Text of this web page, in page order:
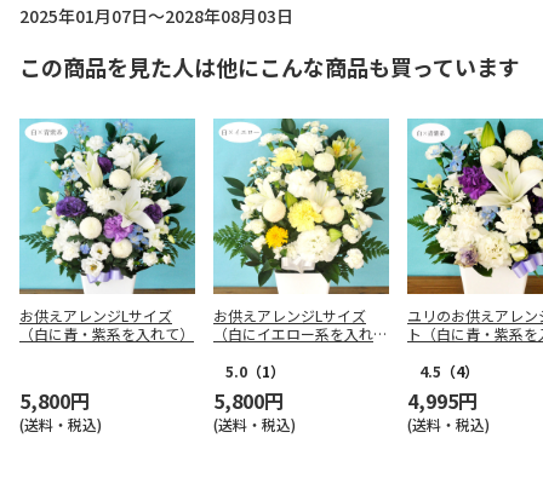
2025年01月07日～2028年08月03日
この商品を見た人は他にこんな商品も買っています
お供えアレンジLサイズ
（白に青・紫系を入れて）
5,800円
(送料・税込)
お供えアレンジLサイズ
（白にイエロー系を入れ
5.0 （1）
5,800円
(送料・税込)
ユリのお供えアレン
ト（白に青・紫系を
4.5 （4）
4,995円
(送料・税込)